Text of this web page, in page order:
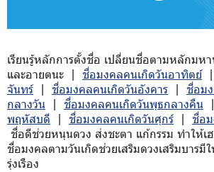
เรียนรู้หลักการตั้งชื่อ เปลี่ยนชื่อตามหลักมห
และอายตนะ | ชื่อมงคลคนเกิดวันอาทิตย์|
จันทร์ | ชื่อมงคลคนเกิดวันอังคาร | ชื่อม
กลางวัน | ชื่อมงคลคนเกิดวันพุธกลางคืน |
พฤหัสบดี | ชื่อมงคลคนเกิดวันศุกร์ | ชื่อม
ชื่อดีช่วยหนุนดวง ส่งชะตา แก้กรรม ทำให้เฮ
ชื่อมงคลตามวันเกิดช่วยเสริมดวงเสริมบารมี
รุ่งเรือง